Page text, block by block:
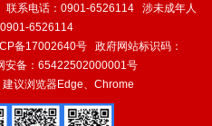
联系电话：0901-6526114 涉未成年人
6526114
备17002640号 政府网站标识码：
安备： 65422502000001号
议浏览器Edge、Chrome